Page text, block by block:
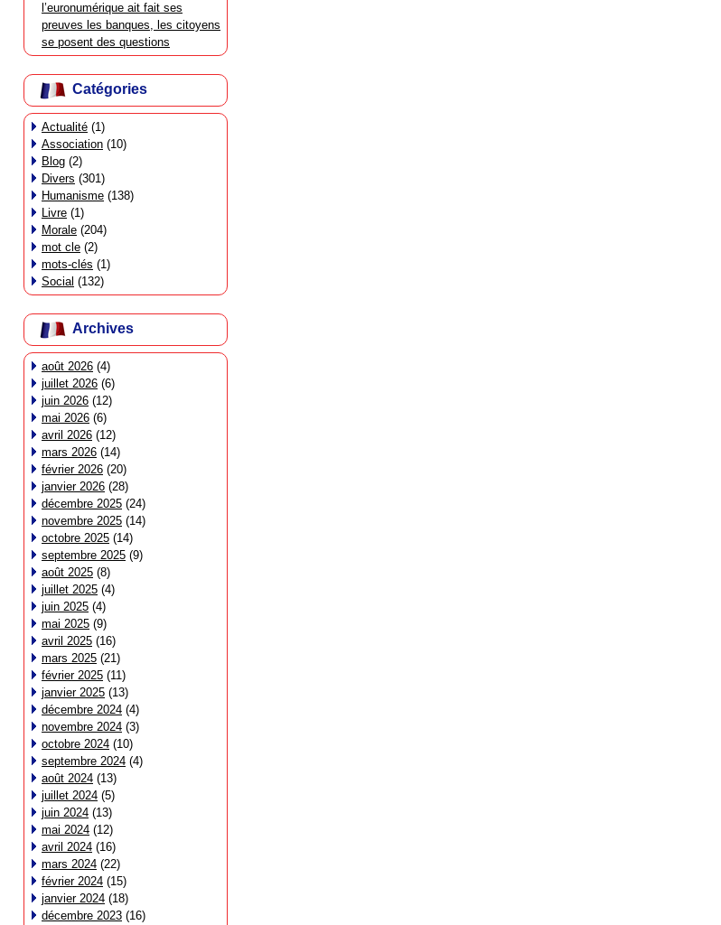
l’euronumérique ait fait ses
preuves les banques, les citoyens
se posent des questions
Catégories
Actualité (1)
Association (10)
Blog (2)
Divers (301)
Humanisme (138)
Livre (1)
Morale (204)
mot cle (2)
mots-clés (1)
Social (132)
Archives
août 2026 (4)
juillet 2026 (6)
juin 2026 (12)
mai 2026 (6)
avril 2026 (12)
mars 2026 (14)
février 2026 (20)
janvier 2026 (28)
décembre 2025 (24)
novembre 2025 (14)
octobre 2025 (14)
septembre 2025 (9)
août 2025 (8)
juillet 2025 (4)
juin 2025 (4)
mai 2025 (9)
avril 2025 (16)
mars 2025 (21)
février 2025 (11)
janvier 2025 (13)
décembre 2024 (4)
novembre 2024 (3)
octobre 2024 (10)
septembre 2024 (4)
août 2024 (13)
juillet 2024 (5)
juin 2024 (13)
mai 2024 (12)
avril 2024 (16)
mars 2024 (22)
février 2024 (15)
janvier 2024 (18)
décembre 2023 (16)